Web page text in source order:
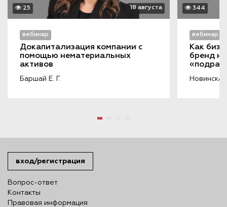
25 18 августа
вебинар
Докапитализация компании с
помощью нематериальных
активов
Баршай Е. Г.
344
вебинар
Как
бренд
вход/регистрация
Вопрос-ответ
Контакты
Правовая информация